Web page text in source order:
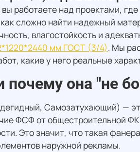
работаете над проектами,
сложно найти надежный
влагостойкость и
мм ГОСТ (3/4). Мы
какие у него реальные
она "не
Самозатухающий) —
ФСФ от общестроительной
Это значит, что такая
наружной рекламы.